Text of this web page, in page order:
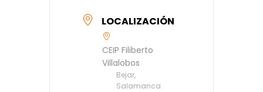
LOCALIZACIÓN
CEIP Filiberto
Villalobos
Bejar,
Salamanca